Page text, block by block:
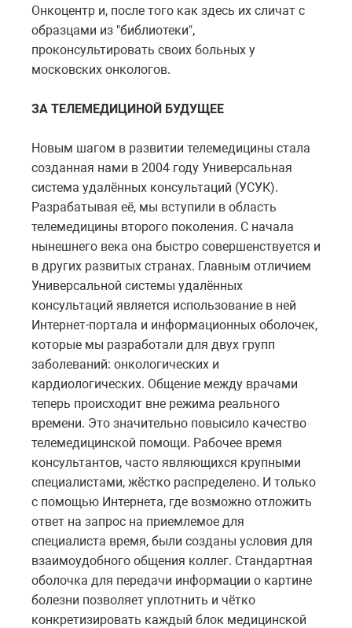
Онкоцентр и, после того как здесь их сличат с
образцами из "библиотеки",
проконсультировать своих больных у
московских онкологов.
ЗА ТЕЛЕМЕДИЦИНОЙ БУДУЩЕЕ
Новым шагом в развитии телемедицины стала
созданная нами в 2004 году Универсальная
система удалённых консультаций (УСУК).
Разрабатывая её, мы вступили в область
телемедицины второго поколения. С начала
нынешнего века она быстро совершенствуется и
в других развитых странах. Главным отличием
Универсальной системы удалённых
консультаций является использование в ней
Интернет-портала и информационных оболочек,
которые мы разработали для двух групп
заболеваний: онкологических и
кардиологических. Общение между врачами
теперь происходит вне режима реального
времени. Это значительно повысило качество
телемедицинской помощи. Рабочее время
консультантов, часто являющихся крупными
специалистами, жёстко распределено. И только
с помощью Интернета, где возможно отложить
ответ на запрос на приемлемое для
специалиста время, были созданы условия для
взаимоудобного общения коллег. Стандартная
оболочка для передачи информации о картине
болезни позволяет уплотнить и чётко
конкретизировать каждый блок медицинской